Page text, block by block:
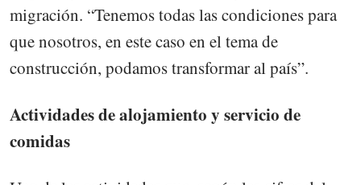
migración. “Tenemos todas las condiciones para
que nosotros, en este caso en el tema de
construcción, podamos transformar al país”.
Actividades de alojamiento y servicio de
comidas